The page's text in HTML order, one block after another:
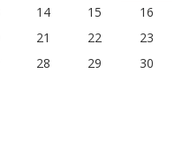
14 15
16
21 22
23
28 29
30